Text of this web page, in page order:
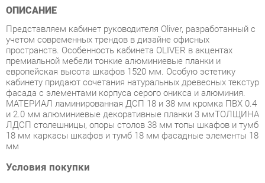
учетом современных трендов в дизайне офисных
пространств. Особенность кабинета OLIVER в акцентах
премиальной мебели тонкие алюминиевые планки и
европейская высота шкафов 1520 мм. Особую эстетику
кабинету придают сочетания натуральных древесных текстур
фасада с элементами корпуса серого оникса и алюминия.
МАТЕРИАЛ ламинированная ДСП 18 и 38 мм кромка ПВХ 0.4
и 2.0 мм алюминиевые декоративные планки 3 ммТОЛЩИНА
ЛДСП столешницы, опоры столов 38 мм топы шкафов и тумб
18 мм каркасы шкафов и тумб 18 мм фасадные элементы 18
мм
Условия покупки
Благодаря качественным фото, исчерпывающей информации
покупателей маркетплэйса «Кухни Екатеринбург» купить